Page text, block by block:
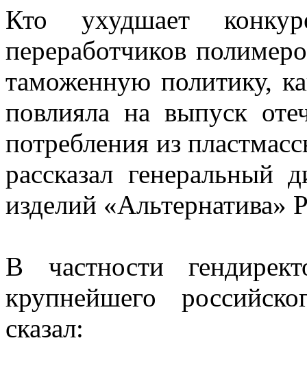
Кто ухудшает
переработчиков
таможенную политику,
повлияла на выпуск
потребления из
рассказал генеральный
изделий «Альтернатива»
В частности
крупнейшего
сказал: